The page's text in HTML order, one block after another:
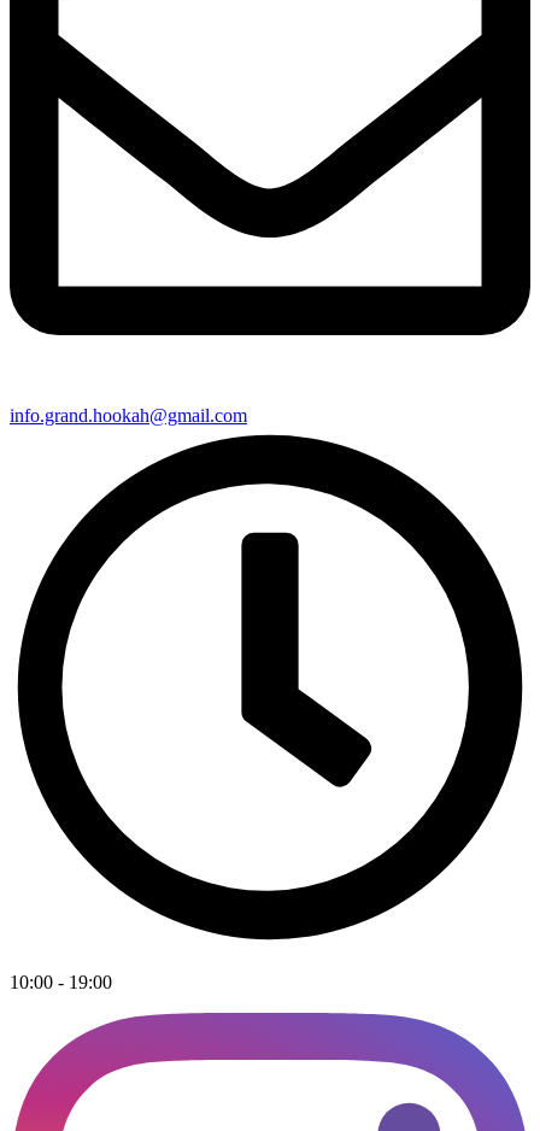
info.grand.hookah@gmail.com
10:00 - 19:00